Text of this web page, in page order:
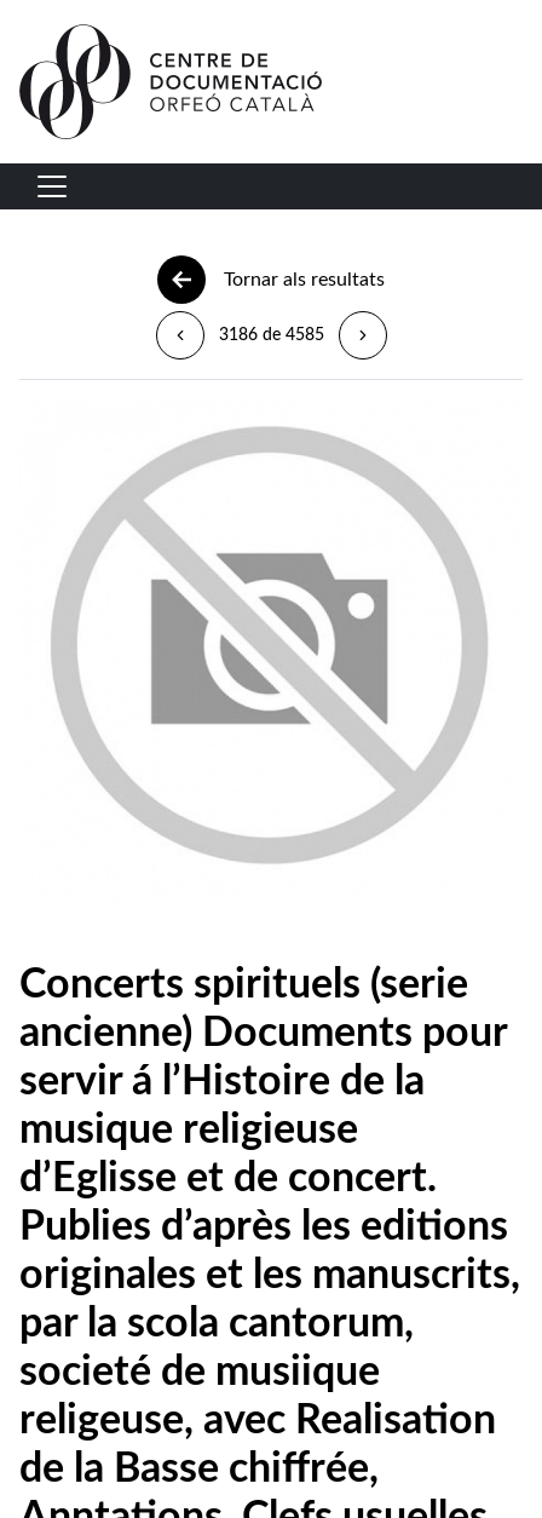
Vés al contingut
Navegació principal
Tornar als resultats
3186 de 4585
Concerts spirituels (serie
ancienne) Documents pour
servir á l’Histoire de la
musique religieuse
d’Eglisse et de concert.
Publies d’après les editions
originales et les manuscrits,
par la scola cantorum,
societé de musiique
religeuse, avec Realisation
de la Basse chiffrée,